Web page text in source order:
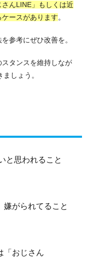
んLINE」もしくは近
ースがあります。
参考にぜひ改善を。
タンスを維持しなが
しょう。
と思われること
嫌がられてること
「おじさん